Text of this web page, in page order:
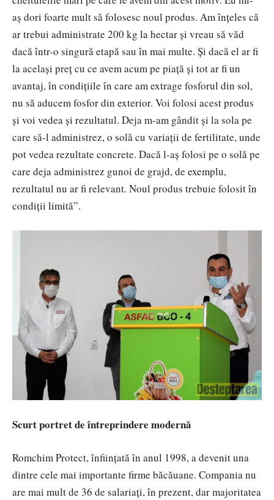
aș dori foarte mult să folosesc noul produs. Am înțeles că
ar trebui administrate 200 kg la hectar și vreau să văd
dacă într-o singură etapă sau în mai multe. Și dacă el ar fi
la același preț cu ce avem acum pe piață și tot ar fi un
avantaj, în condițiile în care am extrage fosforul din sol,
nu să aducem fosfor din exterior. Voi folosi acest produs
și voi vedea și rezultatul. Deja m-am gândit și la sola pe
care să-l administrez, o solă cu variații de fertilitate, unde
pot vedea rezultate concrete. Dacă l-aș folosi pe o solă pe
care deja administrez gunoi de grajd, de exemplu,
rezultatul nu ar fi relevant. Noul produs trebuie folosit în
condiții limită”.
Scurt portret de întreprindere modernă
Romchim Protect, înființată în anul 1998, a devenit una
dintre cele mai importante firme băcăuane. Compania nu
are mai mult de 36 de salariați, în prezent, dar majoritatea